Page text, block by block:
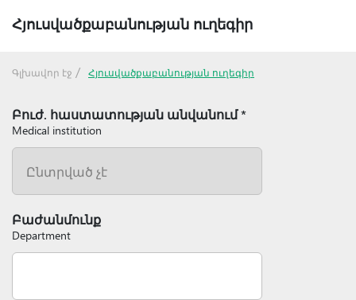
Հյուսվածքաբանության ուղեգիր
Գլխավոր էջ Հյուսվածքաբանության ուղեգիր
Բուժ. հաստատության անվանում *
Medical institution
Բաժանմունք
Department